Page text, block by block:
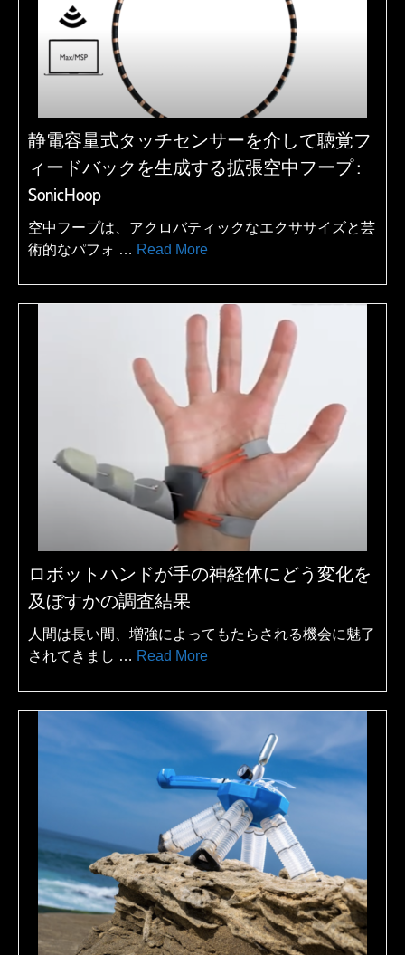
静電容量式タッチセンサーを介して聴覚フ
ィードバックを生成する拡張空中フープ :
SonicHoop
空中フープは、アクロバティックなエクササイズと芸
術的なパフォ … Read More
ロボットハンドが手の神経体にどう変化を
及ぼすかの調査結果
人間は長い間、増強によってもたらされる機会に魅了
されてきまし … Read More